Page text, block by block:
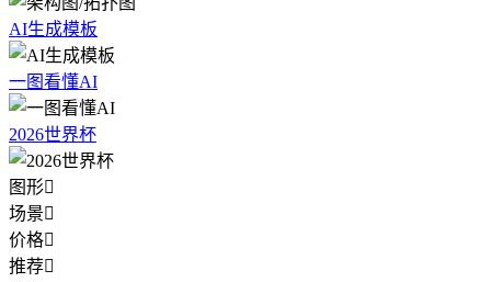
AI生成模板
一图看懂AI
2026世界杯
图形
场景
价格
推荐